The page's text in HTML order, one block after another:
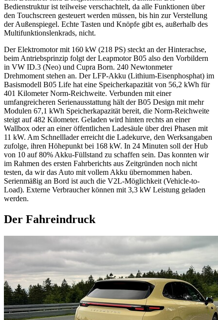
Bedienstruktur ist teilweise verschachtelt, da alle Funktionen über
den Touchscreen gesteuert werden müssen, bis hin zur Verstellung
der Außenspiegel. Echte Tasten und Knöpfe gibt es, außerhalb des
Multifunktionslenkrads, nicht.
Der Elektromotor mit 160 kW (218 PS) steckt an der Hinterachse,
beim Antriebsprinzip folgt der Leapmotor B05 also den Vorbildern
in VW ID.3 (Neo) und Cupra Born. 240 Newtonmeter
Drehmoment stehen an. Der LFP-Akku (Lithium-Eisenphosphat) im
Basismodell B05 Life hat eine Speicherkapazität von 56,2 kWh für
401 Kilometer Norm-Reichweite. Verbunden mit einer
umfangreicheren Serienausstattung hält der B05 Design mit mehr
Modulen 67,1 kWh Speicherkapazität bereit, die Norm-Reichweite
steigt auf 482 Kilometer. Geladen wird hinten rechts an einer
Wallbox oder an einer öffentlichen Ladesäule über drei Phasen mit
11 kW. Am Schnelllader erreicht die Ladekurve, den Werksangaben
zufolge, ihren Höhepunkt bei 168 kW. In 24 Minuten soll der Hub
von 10 auf 80% Akku-Füllstand zu schaffen sein. Das konnten wir
im Rahmen des ersten Fahrberichts aus Zeitgründen noch nicht
testen, da wir das Auto mit vollem Akku übernommen haben.
Serienmäßig an Bord ist auch die V2L-Möglichkeit (Vehicle-to-
Load). Externe Verbraucher können mit 3,3 kW Leistung geladen
werden.
Der Fahreindruck